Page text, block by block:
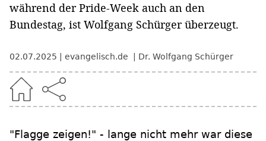
während der Pride-Week auch an den
Bundestag, ist Wolfgang Schürger überzeugt.
02.07.2025 evangelisch.de Dr. Wolfgang Schürger
"Flagge zeigen!" - lange nicht mehr war diese